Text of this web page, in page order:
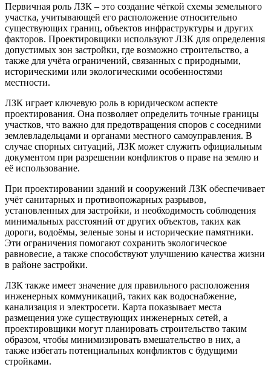
Первичная роль ЛЗК – это создание чёткой схемы земельного
участка, учитывающей его расположение относительно
существующих границ, объектов инфраструктуры и других
факторов. Проектировщики используют ЛЗК для определения
допустимых зон застройки, где возможно строительство, а
также для учёта ограничений, связанных с природными,
историческими или экологическими особенностями
местности.
ЛЗК играет ключевую роль в юридическом аспекте
проектирования. Она позволяет определить точные границы
участков, что важно для предотвращения споров с соседними
землевладельцами и органами местного самоуправления. В
случае спорных ситуаций, ЛЗК может служить официальным
документом при разрешении конфликтов о праве на землю и
её использование.
При проектировании зданий и сооружений ЛЗК обеспечивает
учёт санитарных и противопожарных разрывов,
установленных для застройки, и необходимость соблюдения
минимальных расстояний от других объектов, таких как
дороги, водоёмы, зеленые зоны и исторические памятники.
Эти ограничения помогают сохранить экологическое
равновесие, а также способствуют улучшению качества жизни
в районе застройки.
ЛЗК также имеет значение для правильного расположения
инженерных коммуникаций, таких как водоснабжение,
канализация и электросети. Карта показывает места
размещения уже существующих инженерных сетей, а
проектировщики могут планировать строительство таким
образом, чтобы минимизировать вмешательство в них, а
также избегать потенциальных конфликтов с будущими
стройками.